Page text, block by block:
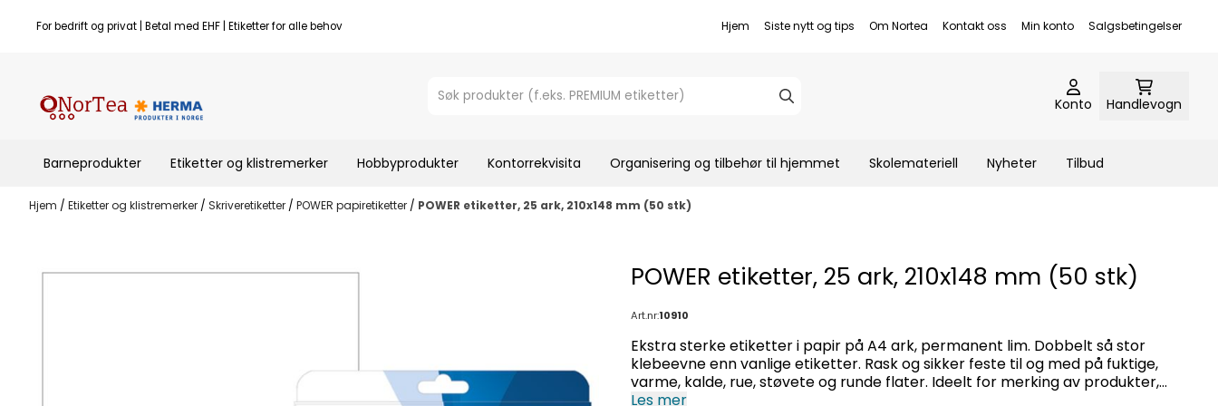
Hopp til innhold
For bedrift og privat | Betal med EHF | Etiketter for alle behov Hjem Siste nytt og tips Om Nortea Kontakt oss Min konto Salgsbetingelser
Konto Handlevogn
Barneprodukter Etiketter og klistremerker Hobbyprodukter Kontorrekvisita Organisering og tilbehør til hjemmet Skolemateriell Nyheter Tilbud
Hjem / Etiketter og klistremerker / Skriveretiketter / POWER papiretiketter / POWER etiketter, 25 ark, 210x148 mm (50 stk)
POWER etiketter, 25 ark, 210x148 mm (50 stk)
Art.nr:10910
Ekstra sterke etiketter i papir på A4 ark, permanent lim. Dobbelt så stor
klebeevne enn vanlige etiketter. Rask og sikker feste til og med på fuktige,
varme, kalde, rue, støvete og runde flater. Ideelt for merking av produkter,
dokumenter og lagervare. varseletikett og etiketter som skal vikles rundt
Les mer